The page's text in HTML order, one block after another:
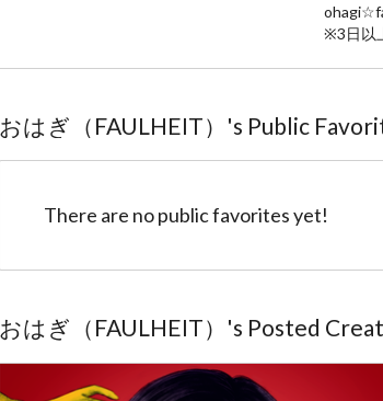
※3日以
おはぎ（FAULHEIT） 's Public
There are no public favorites yet!
おはぎ（FAULHEIT） 's Posted